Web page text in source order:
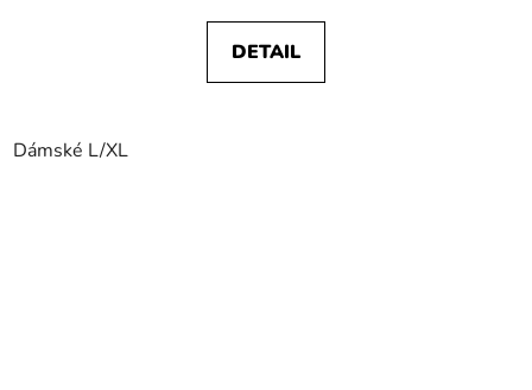
DETAIL
Dámské L/XL